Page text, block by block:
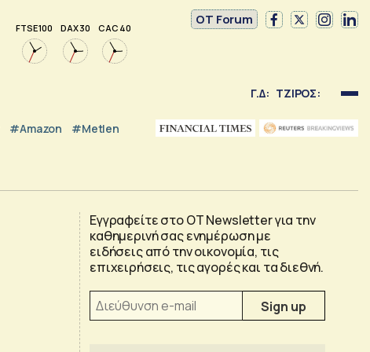
FTSE 100 DAX 30 CAC 40
OT Forum
Γ.Δ: ΤΖΙΡΟΣ:
#Amazon #Metlen
Εγγραφείτε στο OT Newsletter για την
καθημερινή σας ενημέρωση με
ειδήσεις από την οικονομία, τις
επιχειρήσεις, τις αγορές και τα διεθνή.